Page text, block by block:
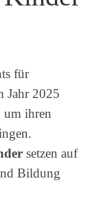
für
Jahr 2025
um ihren
setzen auf
Bildung